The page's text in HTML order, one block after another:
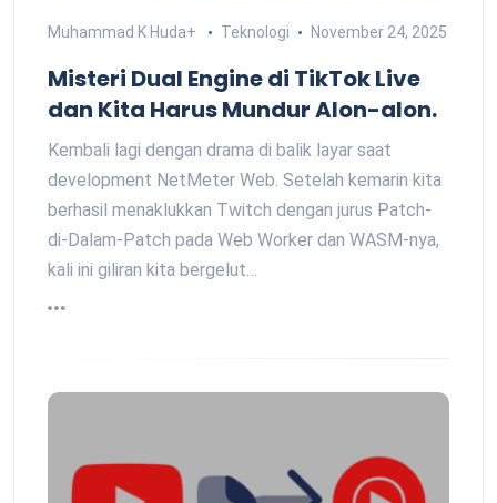
Muhammad K Huda+ Teknologi November 24, 2025
Misteri Dual Engine di TikTok Live
dan Kita Harus Mundur Alon-alon.
Kembali lagi dengan drama di balik layar saat
development NetMeter Web. Setelah kemarin kita
berhasil menaklukkan Twitch dengan jurus Patch-
di-Dalam-Patch pada Web Worker dan WASM-nya,
kali ini giliran kita bergelut…